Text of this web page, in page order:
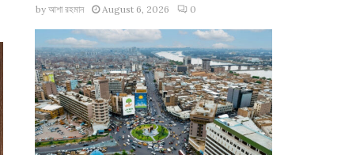
by আশা রহমান August 6, 2026 0